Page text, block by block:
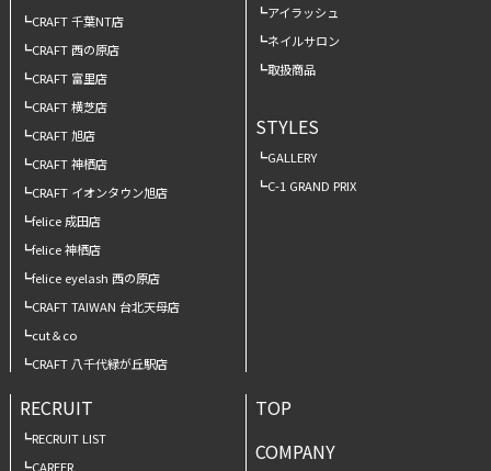
CRAFT 千葉NT店
CRAFT 西の原店
CRAFT 富里店
CRAFT 横芝店
CRAFT 旭店
CRAFT 神栖店
CRAFT イオンタウン旭店
felice 成田店
felice 神栖店
felice eyelash 西の原店
CRAFT TAIWAN 台北天母店
cut＆co
CRAFT 八千代緑が丘駅店
アイラッシュ
ネイルサロン
取扱商品
STYLES
GALLERY
C-1 GRAND PRIX
RECRUIT
RECRUIT LIST
CAREER
TOP
COMPANY